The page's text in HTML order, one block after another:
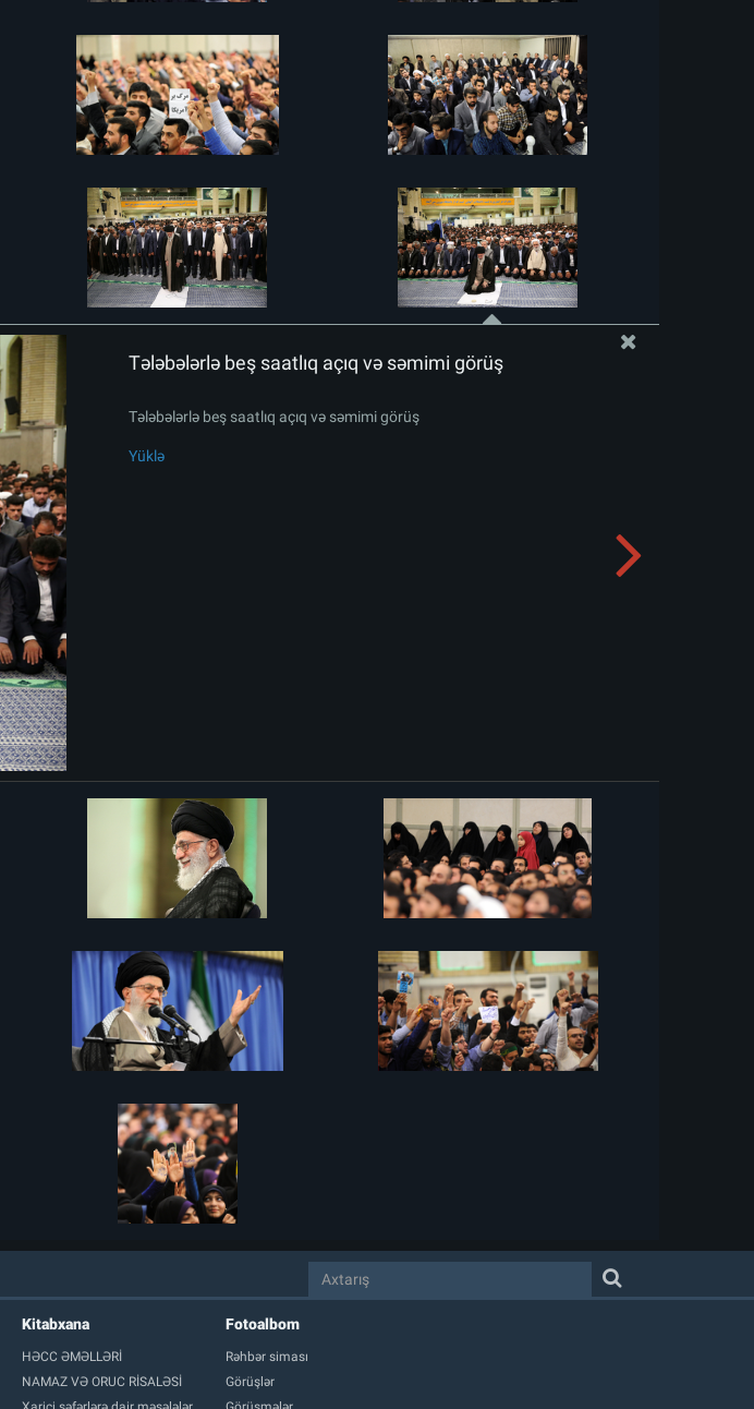
Tələbələrlə beş saatlıq açıq və səmimi görüş
Tələbələrlə beş saatlıq açıq və səmimi görüş
Yüklə
Kitabxana
HƏCC ƏMƏLLƏRİ
NAMAZ VƏ ORUC RİSALƏSİ
Fotoalbom
Rəhbər siması
Görüşlər